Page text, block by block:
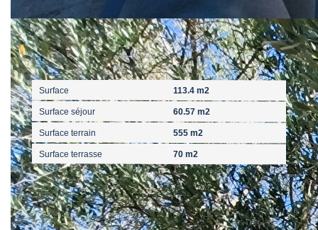
Surfaces
Surface 113.4 m2
Surface séjour 60.57 m2
Surface terrain 555 m2
Surface terrasse 70 m2